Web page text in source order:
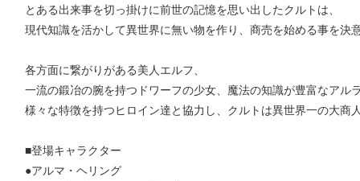
とある出来事を切っ掛けに前世の記憶を思い出したクルトは、
現代知識を活かして異世界に無い物を作り、商売を始める事を決
各方面に繋がりがある美人エルフ、
一流の鍛冶の腕を持つドワーフの少女、魔法の知識が豊富なアル
様々な特徴を持つヒロイン達と協力し、クルトは異世界一の大商
■登場キャラクター
●アルマ・ヘリング